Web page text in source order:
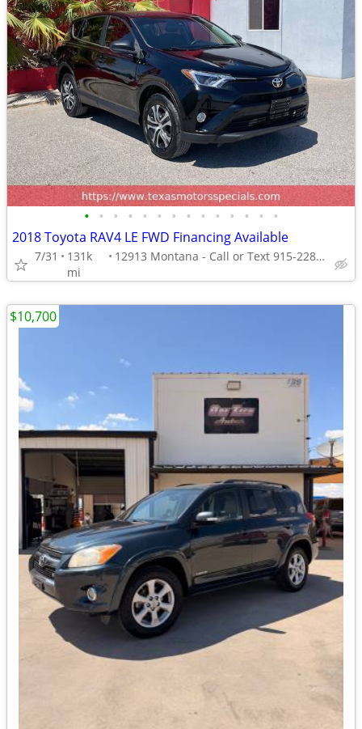
• • • • • • • • • • • • • •
2018 Toyota RAV4 LE FWD Financing Available
7/31
131k
mi
12913 Montana - Call or Text 915-228-4203
$10,700